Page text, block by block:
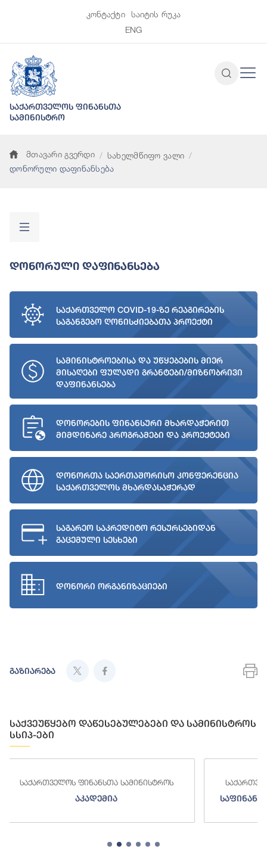
კონტაქტი
საიტის რუკა
ENG
საქართველოს ფინანსთა
სამინისტრო
მთავარი გვერდი
სახელმწიფო ვალი
დონორული დაფინანსება
Დონორული Დაფინანსება
საქართველო COVID-19-ზე რეაგირების
საგანგებო ღონისძიებათა პროექტი
სამინისტროებისა და უწყებების მიერ
მისაღები ფულადი გრანტები/მიზნობრივი
დაფინანსება
დონორების ფინანსური მხარდაჭერით
მიმდინარე პროგრამები და პროექტები
დონორთა საერთაშორისო კონფერენცია
საქართველოს მხარდასაჭერად
საგარეო საკრედიტო რესურსებიდან
გაცემული სესხები
დონორი ორგანიზაციები
გაზიარება
საქვეუწყებო დაწესებულებები და სამინისტროს
სსიპ-ები
საქართველოს ფინანსთა სამინისტროს
საფინანსო-ანალიტიკური სამსახური